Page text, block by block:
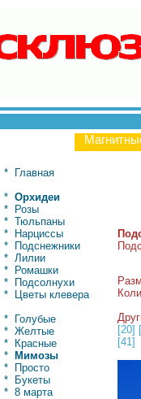
*
Главная
* Орхидеи
*
Розы
* Тюльпаны
*
Нарциссы
*
Подснежники
* Лилии
*
Ромашки
*
Подсолнухи
*
Цветы клевера
*
Голубые
* Желтые
*
Красные
*
Мимозы
*
Просто
*
Букеты
* 8 марта
[20]
[41]